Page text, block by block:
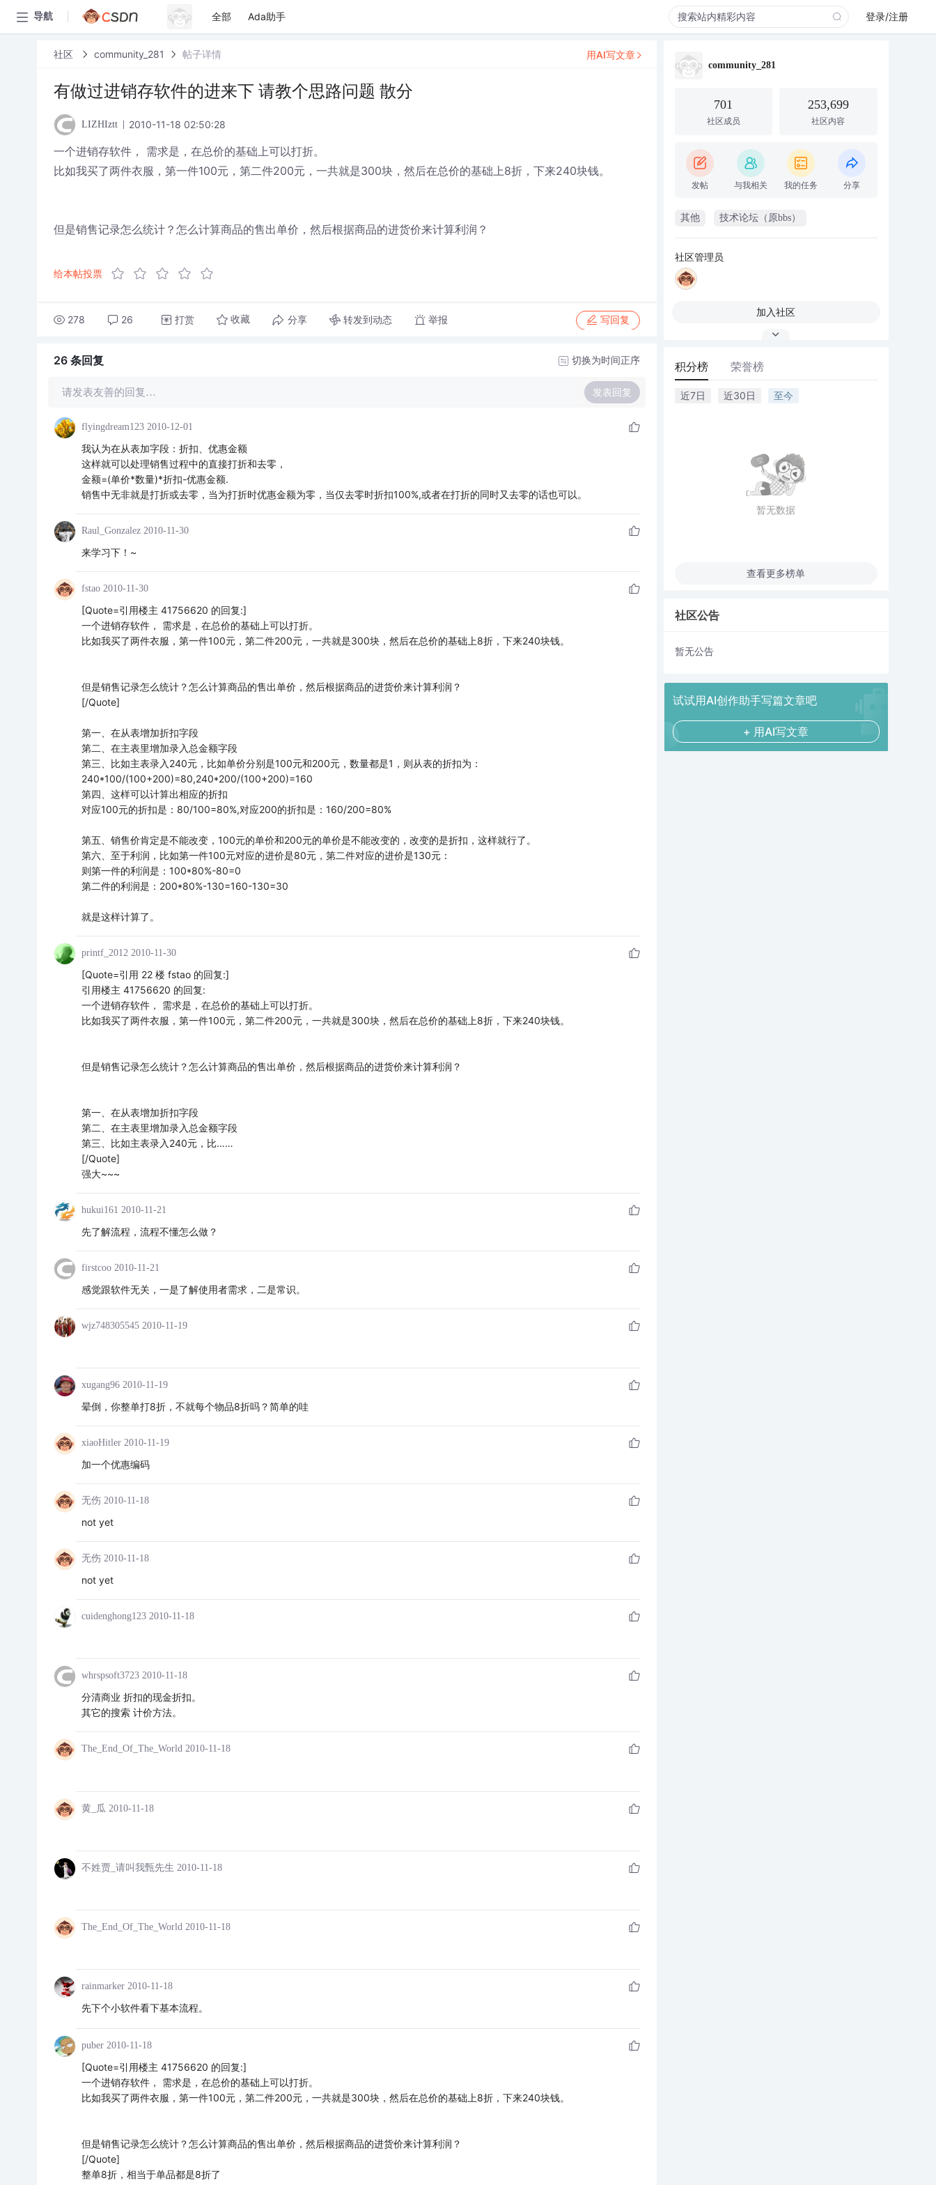
导航 全部 Ada助手 登录/注册
社区 community_281 帖子详情
有做过进销存软件的进来下 请教个思路问题 散分
LIZHIztt 2010-11-18 02:50:28
一个进销存软件， 需求是，在总价的基础上可以打折。
比如我买了两件衣服，第一件100元，第二件200元，一共就是300块，然后在总价的基础上8折，下来240块钱。
但是销售记录怎么统计？怎么计算商品的售出单价，然后根据商品的进货价来计算利润？
给本帖投票
278 26 打赏 收藏 分享 转发到动态 举报 写回复
用AI写文章
26 条回复 切换为时间正序
请发表友善的回复… 发表回复
flyingdream123 2010-12-01
我认为在从表加字段：折扣、优惠金额
这样就可以处理销售过程中的直接打折和去零，
金额=(单价*数量)*折扣-优惠金额.
销售中无非就是打折或去零，当为打折时优惠金额为零，当仅去零时折扣100%,或者在打折的同时又去零的话也可以。
Raul_Gonzalez 2010-11-30
来学习下！~
fstao 2010-11-30
[Quote=引用楼主 41756620 的回复:]
一个进销存软件， 需求是，在总价的基础上可以打折。
比如我买了两件衣服，第一件100元，第二件200元，一共就是300块，然后在总价的基础上8折，下来240块钱。
但是销售记录怎么统计？怎么计算商品的售出单价，然后根据商品的进货价来计算利润？
[/Quote]
第一、在从表增加折扣字段
第二、在主表里增加录入总金额字段
第三、比如主表录入240元，比如单价分别是100元和200元，数量都是1，则从表的折扣为：
240*100/(100+200)=80,240*200/(100+200)=160
第四、这样可以计算出相应的折扣
对应100元的折扣是：80/100=80%,对应200的折扣是：160/200=80%
第五、销售价肯定是不能改变，100元的单价和200元的单价是不能改变的，改变的是折扣，这样就行了。
第六、至于利润，比如第一件100元对应的进价是80元，第二件对应的进价是130元：
则第一件的利润是：100*80%-80=0
第二件的利润是：200*80%-130=160-130=30
就是这样计算了。
printf_2012 2010-11-30
[Quote=引用 22 楼 fstao 的回复:]
引用楼主 41756620 的回复:
一个进销存软件， 需求是，在总价的基础上可以打折。
比如我买了两件衣服，第一件100元，第二件200元，一共就是300块，然后在总价的基础上8折，下来240块钱。
但是销售记录怎么统计？怎么计算商品的售出单价，然后根据商品的进货价来计算利润？
第一、在从表增加折扣字段
第二、在主表里增加录入总金额字段
第三、比如主表录入240元，比……
[/Quote]
强大~~~
hukui161 2010-11-21
先了解流程，流程不懂怎么做？
firstcoo 2010-11-21
感觉跟软件无关，一是了解使用者需求，二是常识。
wjz748305545 2010-11-19
xugang96 2010-11-19
晕倒，你整单打8折，不就每个物品8折吗？简单的哇
xiaoHitler 2010-11-19
加一个优惠编码
无伤 2010-11-18
not yet
无伤 2010-11-18
not yet
cuidenghong123 2010-11-18
whrspsoft3723 2010-11-18
分清商业 折扣的现金折扣。
其它的搜索 计价方法。
The_End_Of_The_World 2010-11-18
黄_瓜 2010-11-18
不姓贾_请叫我甄先生 2010-11-18
The_End_Of_The_World 2010-11-18
rainmarker 2010-11-18
先下个小软件看下基本流程。
puber 2010-11-18
[Quote=引用楼主 41756620 的回复:]
一个进销存软件， 需求是，在总价的基础上可以打折。
比如我买了两件衣服，第一件100元，第二件200元，一共就是300块，然后在总价的基础上8折，下来240块钱。
但是销售记录怎么统计？怎么计算商品的售出单价，然后根据商品的进货价来计算利润？
[/Quote]
整单8折，相当于单品都是8折了
community_281
701
社区成员
253,699
社区内容
发帖 与我相关 我的任务 分享
其他 技术论坛（原bbs）
社区管理员
加入社区
积分榜 荣誉榜
近7日 近30日 至今
暂无数据
查看更多榜单
社区公告
暂无公告
试试用AI创作助手写篇文章吧
+ 用AI写文章